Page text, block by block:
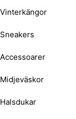
Vinterkängor
Sneakers
Accessoarer
Midjeväskor
Halsdukar